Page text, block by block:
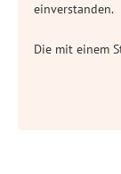
einverstanden.
Die mit einem